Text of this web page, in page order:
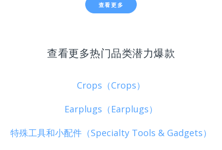
查看更多
查看更多热门品类潜力爆款
Crops（Crops）
Earplugs（Earplugs）
特殊工具和小配件（Specialty Tools & Gadgets）